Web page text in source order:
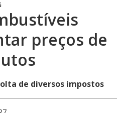
preços de
de diversos impostos